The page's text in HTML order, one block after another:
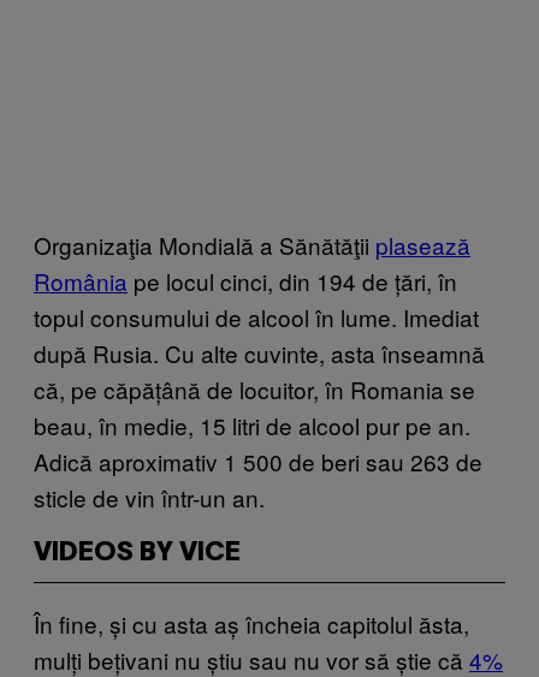
Organizaţia Mondială a Sănătăţii plasează
România pe locul cinci, din 194 de țări, în
topul consumului de alcool în lume. Imediat
după Rusia. Cu alte cuvinte, asta înseamnă
că, pe căpățână de locuitor, în Romania se
beau, în medie, 15 litri de alcool pur pe an.
Adică aproximativ 1 500 de beri sau 263 de
sticle de vin într-un an.
VIDEOS BY VICE
În fine, și cu asta aș încheia capitolul ăsta,
mulți bețivani nu știu sau nu vor să știe că 4%